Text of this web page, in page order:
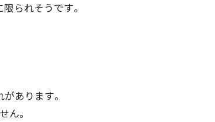
られそうです。
あります。
ん。